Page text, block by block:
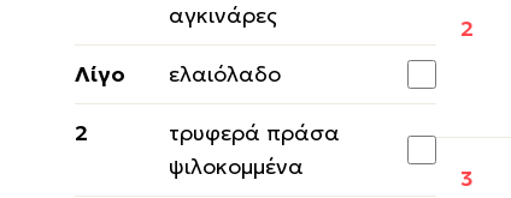
αγκινάρες
Λίγο ελαιόλαδο
2
τρυφερά πράσα
ψιλοκομμένα